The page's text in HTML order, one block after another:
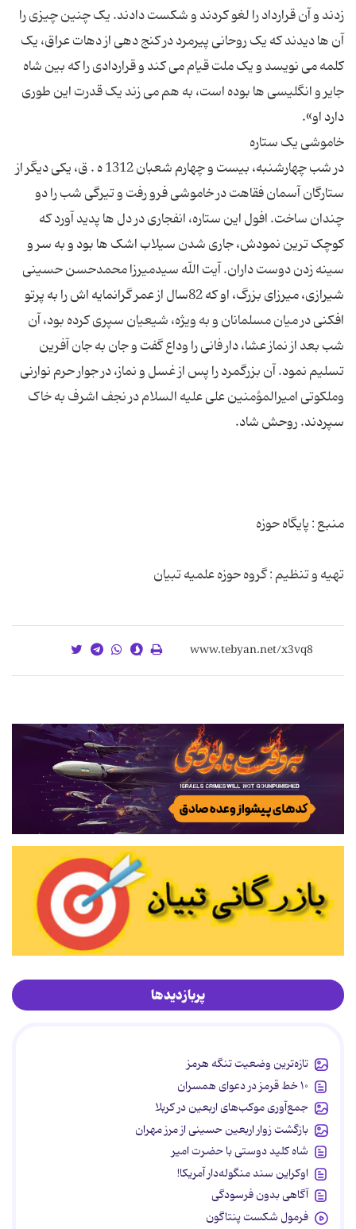
زدند و آن قرارداد را لغو کردند و شکست دادند. یک چنین چیزی را
آن ها دیدند که یک روحانی پیرمرد در کنج دهی از دهات عراق، یک
کلمه می نویسد و یک ملت قیام می کند و قراردادی را که بین شاه
جایر و انگلیسی ها بوده است، به هم می زند یک قدرت این طوری
در شب چهارشنبه، بیست و چهارم شعبان 1312 ه . ق، یکی دیگر از
ستارگان آسمان فقاهت در خاموشی فرو رفت و تیرگی شب را دو
چندان ساخت. افول این ستاره، انفجاری در دل ها پدید آورد که
کوچک ترین نمودش، جاری شدن سیلاب اشک ها بود و به سر و
سینه زدن دوست داران. آیت اللّه سیدمیرزا محمدحسن حسینی
شیرازی، میرزای بزرگ، او که 82سال از عمر گرانمایه اش را به پرتو
افکنی در میان مسلمانان و به ویژه، شیعیان سپری کرده بود، آن
شب بعد از نماز عشا، دار فانی را وداع گفت و جان به جان آفرین
تسلیم نمود. آن بزرگمرد را پس از غسل و نماز، در جوار حرم نوارنی
وملکوتی امیرالمؤمنین علی علیه السلام در نجف اشرف به خاک
تهیه و تنظیم : گروه حوزه علمیه تبیان
پربازدیدها
تازه‌ترین وضعیت تنگه هرمز
۱۰ خط قرمز در دعوای همسران
جمع‌آوری موکب‌های اربعین در کربلا
بازگشت زوار اربعین حسینی از مرز مهران
شاه کلید دوستی با حضرت امیر
اوکراین سند منگوله‌دار آمریکا!
آگاهی بدون فرسودگی
فرمول شکست پنتاگون